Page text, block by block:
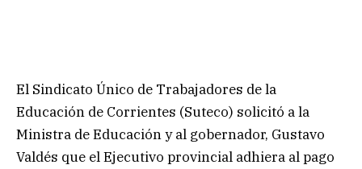
El Sindicato Único de Trabajadores de la
Educación de Corrientes (Suteco) solicitó a la
Ministra de Educación y al gobernador, Gustavo
Valdés que el Ejecutivo provincial adhiera al pago